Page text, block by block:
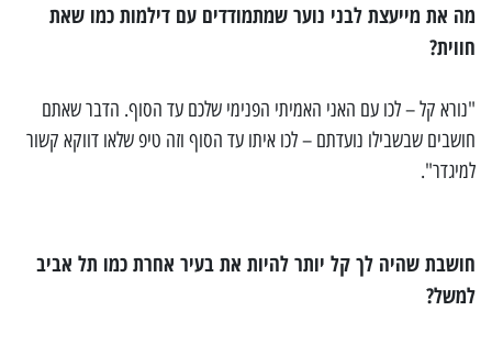
מה את מייעצת לבני נוער שמתמודדים עם דילמות כמו שאת
חווית?
"נורא קל – לכו עם האני האמיתי הפנימי שלכם עד הסוף. הדבר שאתם
חושבים שבשבילו נועדתם – לכו איתו עד הסוף וזה טיפ שלאו דווקא קשור
למיגדר".
חושבת שהיה לך קל יותר להיות את בעיר אחרת כמו תל אביב
למשל?